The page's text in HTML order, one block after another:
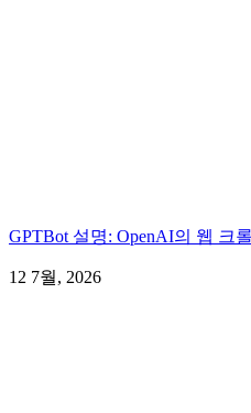
GPTBot 설명: OpenAI의 웹 크
12 7월, 2026